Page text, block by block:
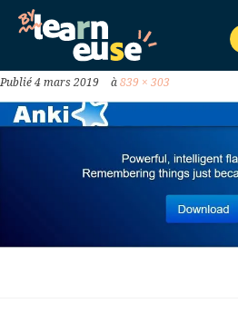
FACILEMENT.JPG
Publié 4 mars 2019 à 839 × 303